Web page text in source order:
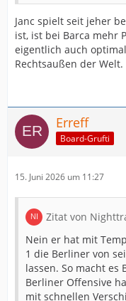
Janc spielt seit jeher
ist, ist bei Barca mehr
eigentlich auch
Rechtsaußen der Welt.
Erreff
Board-Grufti
15. Juni 2026 um 11:27
Zitat von
Nein er hat mit
1 die Berliner von
lassen. So macht es
Berliner Offensive
mit schnellen